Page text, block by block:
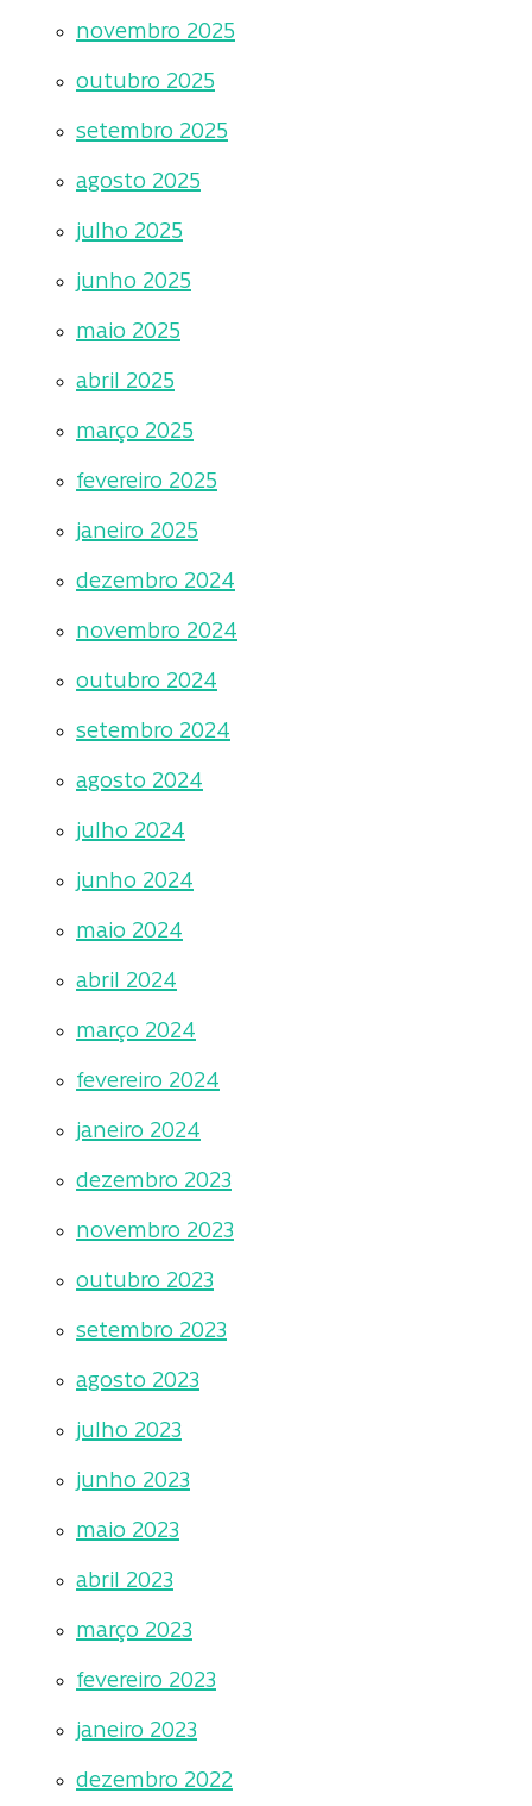
novembro 2025
outubro 2025
setembro 2025
agosto 2025
julho 2025
junho 2025
maio 2025
abril 2025
março 2025
fevereiro 2025
janeiro 2025
dezembro 2024
novembro 2024
outubro 2024
setembro 2024
agosto 2024
julho 2024
junho 2024
maio 2024
abril 2024
março 2024
fevereiro 2024
janeiro 2024
dezembro 2023
novembro 2023
outubro 2023
setembro 2023
agosto 2023
julho 2023
junho 2023
maio 2023
abril 2023
março 2023
fevereiro 2023
janeiro 2023
dezembro 2022